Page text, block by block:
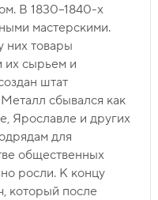
В 1830–1840-х
мастерскими.
них товары
их сырьем и
штат
сбывался как
Ярославле и других
для
общественных
росли. К концу
который после